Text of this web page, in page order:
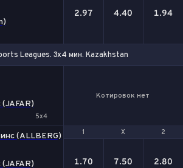
2.97 4.40 1.94
Leagues. 3x4 мин. Kazakhstan
5x4
Котировок нет
1 Х 2
(ALLBERG) 1 Х 2
1.70 7.50 2.80